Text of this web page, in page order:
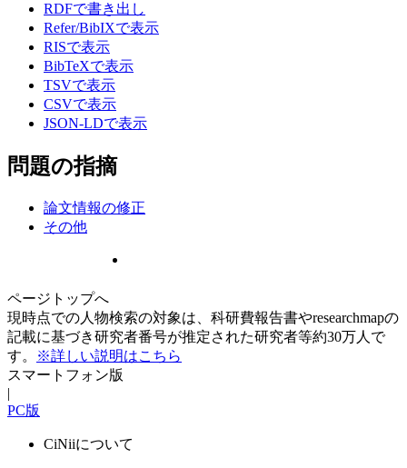
RDFで書き出し
Refer/BibIXで表示
RISで表示
BibTeXで表示
TSVで表示
CSVで表示
JSON-LDで表示
問題の指摘
論文情報の修正
その他
ページトップへ
現時点での人物検索の対象は、科研費報告書やresearchmapの
記載に基づき研究者番号が推定された研究者等約30万人で
す。
※詳しい説明はこちら
スマートフォン版
|
PC版
CiNiiについて